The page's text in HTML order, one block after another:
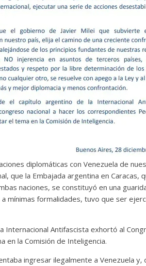
diplomáticas con Venezuela de
que la Embajada argentina en Caracas,
naciones, se constituyó en una
mínimas formalidades, tuvo que ser
Internacional Antifascista exhortó al
en la Comisión de Inteligencia.
ingresar ilegalmente a Venezuela y,